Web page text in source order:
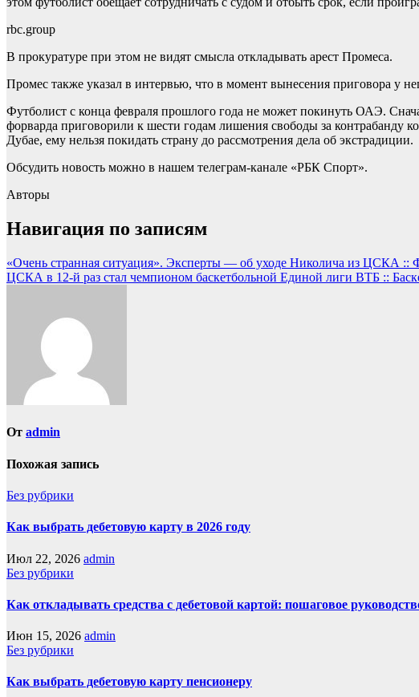
rbc.group
В прокуратуре при этом не видят смысла откладывать арест Промеса.
Промес также указал в интервью, что в момент вынесения приговора у
Футболист с конца февраля прошлого года не может покинуть ОАЭ.
форварда приговорили к шести годам лишения свободы за контрабанду
Дубае, ему нельзя покидать страну до рассмотрения дела об экстрадиции.
Обсудить новость можно в нашем телеграм-канале «РБК Спорт».
Авторы
Навигация по записям
«Очень странная ситуация». Эксперты — об уходе Николича из ЦСКА ::
ЦСКА в 12-й раз стал чемпионом баскетбольной Единой лиги ВТБ ::
От admin
Похожая запись
Без рубрики
Как выбрать дебетовую карту в 2026 году
Июл 22, 2026 admin
Без рубрики
Как откладывать средства с дебетовой картой: пошаговое
Июн 15, 2026 admin
Без рубрики
Как выбрать дебетовую карту пенсионеру